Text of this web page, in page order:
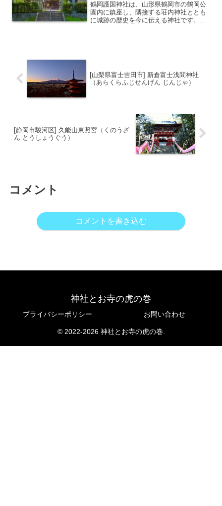
鶴岡護国神社は、山形県鶴岡市の鶴岡公
園内に鎮座し、隣接する荘内神社ととも
に城跡の歴史を今に伝える神社です。創
[山梨県富士吉田市] 新倉富士浅間神社
（あらくらふじせんげん じんじゃ）
[静岡市駿河区] 久能山東照宮（くのうざ
ん とうしょうぐう）
コメント
コメントを書き込む
神社とお寺の虎の巻
プライバシーポリシー お問い合わせ
© 2022-2026 神社とお寺の虎の巻.